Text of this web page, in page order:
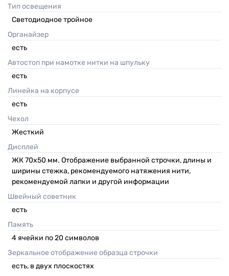
Тип освещения
Светодиодное тройное
Органайзер
есть
Автостоп при намотке нитки на шпульку
есть
Линейка на корпусе
есть
Чехол
Жесткий
Дисплей
ЖК 70х50 мм. Отображение выбранной строчки, длины и
ширины стежка, рекомендуемого натяжения нити,
рекомендуемой лапки и другой информации
Швейный советник
есть
Память
4 ячейки по 20 символов
Зеркальное отображение образца строчки
есть, в двух плоскостях